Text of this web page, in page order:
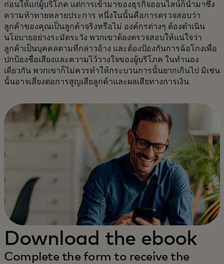
ก่อนให้แก่ผู้บริโภค แต่การเข้ามาของธุรกิจออนไลน์ก็นำมาซึ่ง
ความท้าทายหลายประการ หนึ่งในนั้นคือการตรวจสอบว่า
ลูกค้าของคุณเป็นลูกค้าจริงหรือไม่ องค์กรต่างๆ ต้องดำเนิน
นโยบายอย่างระมัดระวัง พวกเขาต้องตรวจสอบให้แน่ใจว่า
ลูกค้าเป็นบุคคลตามที่กล่าวอ้าง และต้องป้องกันการฉ้อโกงเพื่อ
ปกป้องชื่อเสียงและความไว้วางใจของผู้บริโภค ในทำนอง
เดียวกัน พวกเขาก็ไม่ควรทำให้กระบวนการนั้นยากเกินไป มิเช่น
นั้นอาจเสี่ยงต่อการสูญเสียลูกค้าและผลเสียทางการเงิน
Download the ebook
Complete the form to receive the